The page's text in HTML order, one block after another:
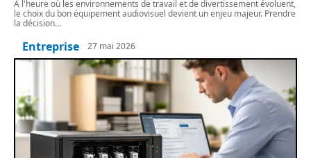
À l'heure où les environnements de travail et de divertissement évoluent,
le choix du bon équipement audiovisuel devient un enjeu majeur. Prendre
la décision…
Entreprise 27 mai 2026